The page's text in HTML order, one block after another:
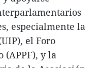
especialmente la
el Foro
(APPF), y la